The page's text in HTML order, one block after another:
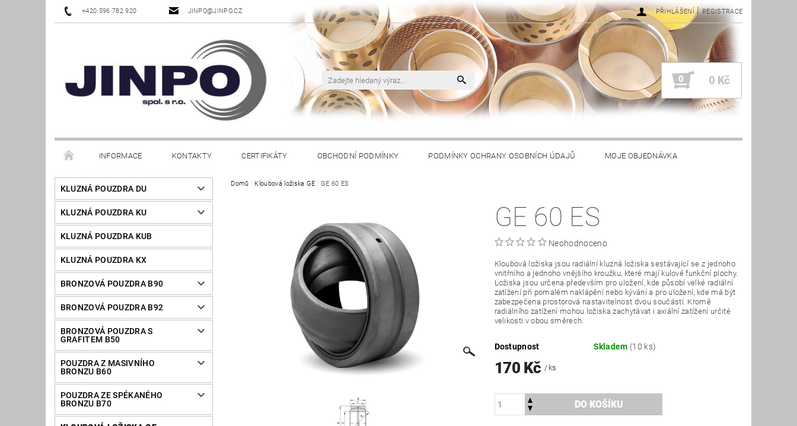
+420 596 782 920 JINPO@JINPO.CZ PŘIHLÁŠENÍ | REGISTRACE
0 0 Kč
INFORMACE KONTAKTY CERTIFIKÁTY OBCHODNÍ PODMÍNKY PODMÍNKY OCHRANY OSOBNÍCH ÚDAJŮ MOJE OBJEDNÁVKA
KLUZNÁ POUZDRA DU
KLUZNÁ POUZDRA KU
KLUZNÁ POUZDRA KUB
KLUZNÁ POUZDRA KX
BRONZOVÁ POUZDRA B90
BRONZOVÁ POUZDRA B92
BRONZOVÁ POUZDRA S
GRAFITEM B50
POUZDRA Z MASIVNÍHO
BRONZU B60
POUZDRA ZE SPÉKANÉHO
BRONZU B70
Domů Kloubová ložiska GE GE 60 ES
GE 60 ES
Neohodnoceno
Kloubová ložiska jsou radiální kluzná ložiska sestávající se z jednoho
vnitřního a jednoho vnějšího kroužku, které mají kulové funkční plochy.
Ložiska jsou určena především pro uložení, kde působí velké radiální
zatížení při pomalém naklápění nebo kývání a pro uložení, kde má být
zabezpečena prostorová nastavitelnost dvou součástí. Kromě
radiálního zatížení mohou ložiska zachytávat i axiální zatížení určité
velikosti v obou směrech.
Dostupnost Skladem (10 ks)
170 Kč/ ks